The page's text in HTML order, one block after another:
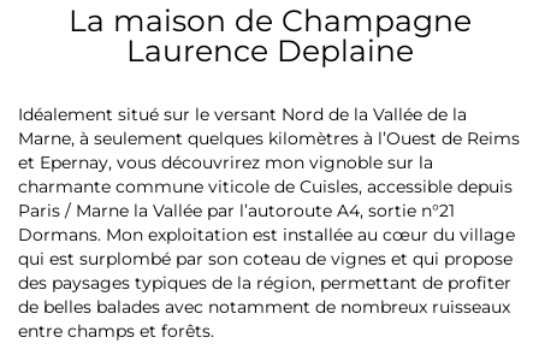
La maison de Champagne
Laurence Deplaine
Idéalement situé sur le versant Nord de la Vallée de la
Marne, à seulement quelques kilomètres à l’Ouest de Reims
et Epernay, vous découvrirez mon vignoble sur la
charmante commune viticole de Cuisles, accessible depuis
Paris / Marne la Vallée par l’autoroute A4, sortie n°21
Dormans. Mon exploitation est installée au cœur du village
qui est surplombé par son coteau de vignes et qui propose
des paysages typiques de la région, permettant de profiter
de belles balades avec notamment de nombreux ruisseaux
entre champs et forêts.